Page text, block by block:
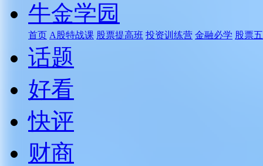
牛金学园
首页 A股特战课 股票提高班 投资训练营 金融必学 股票
话题
好看
快评
财商